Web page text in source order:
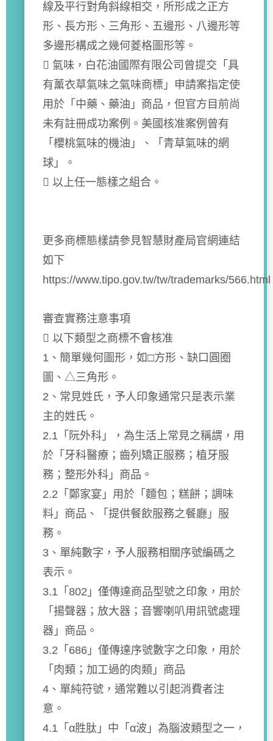
線及平行對角斜線相交，所形成之正方
形、長方形、三角形、五邊形、八邊形等
多邊形構成之幾何菱格圖形等。
 氣味，白花油國際有限公司曾提交「具
有薰衣草氣味之氣味商標」申請案指定使
用於「中藥、藥油」商品，但官方目前尚
未有註冊成功案例。美國核准案例曾有
「櫻桃氣味的機油」、「青草氣味的網
球」。
 以上任一態樣之組合。
更多商標態樣請參見智慧財產局官網連結
如下
https://www.tipo.gov.tw/tw/trademarks/566.html
審查實務注意事項
 以下類型之商標不會核准
1、簡單幾何圖形，如□方形、缺口圓圈
圖、△三角形。
2、常見姓氏，予人印象通常只是表示業
主的姓氏。
2.1「阮外科」，為生活上常見之稱謂，用
於「牙科醫療；齒列矯正服務；植牙服
務；整形外科」商品。
2.2「鄭家宴」用於「麵包；糕餅；調味
料」商品、「提供餐飲服務之餐廳」服
務。
3、單純數字，予人服務相關序號編碼之
表示。
3.1「802」僅傳達商品型號之印象，用於
「揚聲器；放大器；音響喇叭用訊號處理
器」商品。
3.2「686」僅傳達序號數字之印象，用於
「肉類；加工過的肉類」商品
4、單純符號，通常難以引起消費者注
意。
4.1「α胜肽」中「α波」為腦波類型之一，